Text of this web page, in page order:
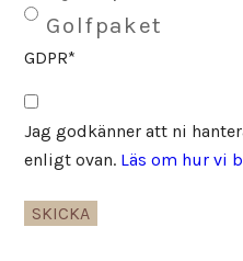
Golfpaket
GDPR*
Jag godkänner att ni
enligt ovan. Läs om hur vi
SKICKA